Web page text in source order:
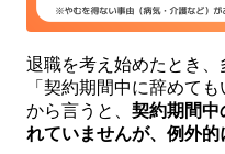
退職を考え始めたとき
「契約期間中に辞めて
から言うと、 契約期間中
れていませんが、例外的